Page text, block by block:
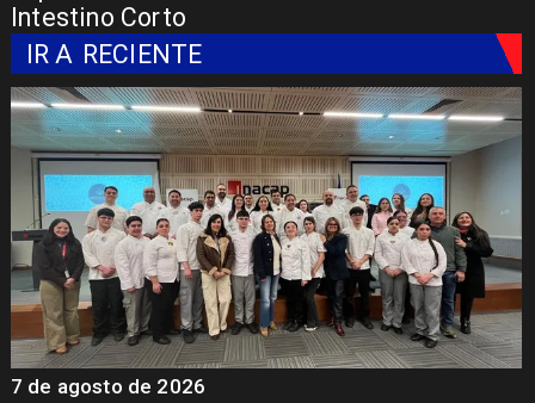
Intestino Corto
IR A RECIENTE
7 de agosto de 2026